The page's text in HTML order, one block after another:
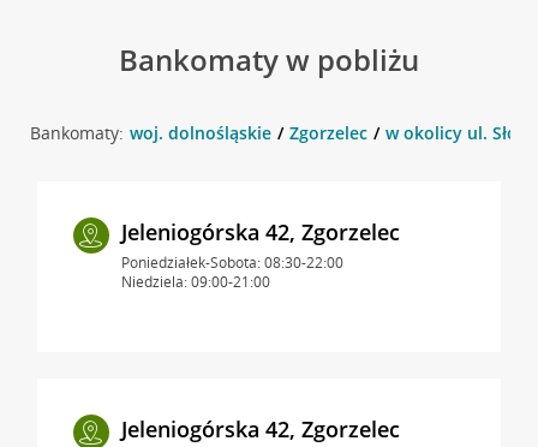
Bankomaty w pobliżu
Bankomaty: woj. dolnośląskie Zgorzelec w okolicy ul.
Jeleniogórska 42, Zgorzelec
Poniedziałek-Sobota: 08:30-22:00
Niedziela: 09:00-21:00
Jeleniogórska 42, Zgorzelec